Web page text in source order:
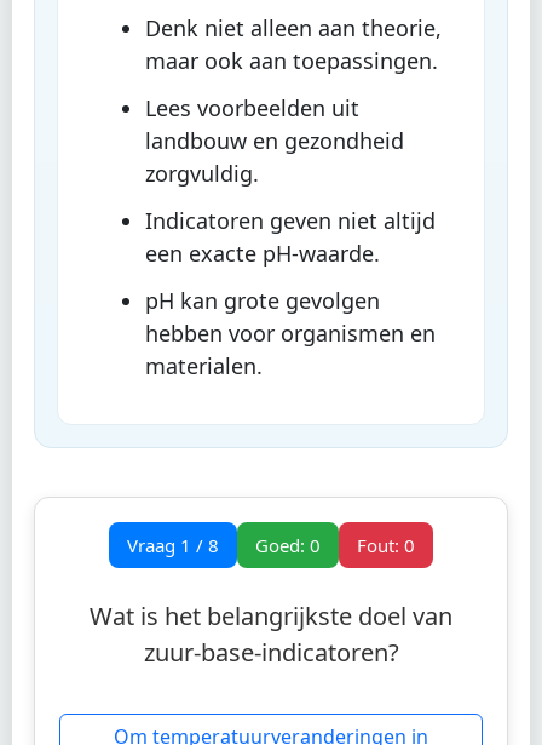
Denk niet alleen aan theorie,
maar ook aan toepassingen.
Lees voorbeelden uit
landbouw en gezondheid
zorgvuldig.
Indicatoren geven niet altijd
een exacte pH-waarde.
pH kan grote gevolgen
hebben voor organismen en
materialen.
Vraag 1 / 8 Goed: 0 Fout: 0
Wat is het belangrijkste doel van
zuur-base-indicatoren?
Om temperatuurveranderingen in